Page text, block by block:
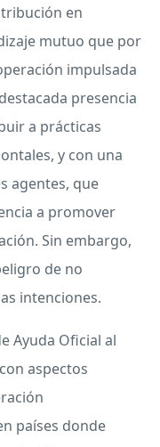
en
mutuo que por
impulsada
presencia
a prácticas
y con una
agentes, que
a promover
Sin embargo,
de no
intenciones.
Ayuda Oficial al
aspectos
países donde